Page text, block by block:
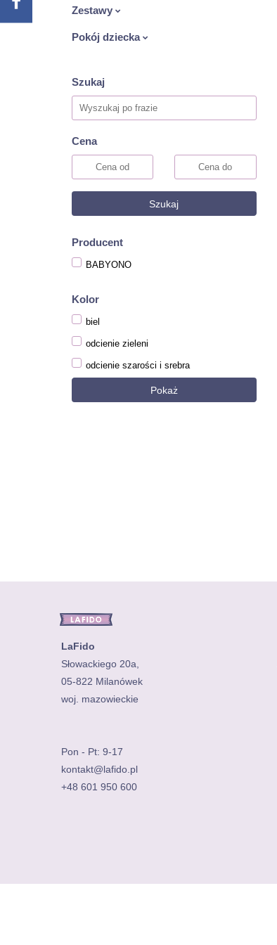
Zestawy
Pokój dziecka
Szukaj
Cena
Szukaj
Producent
BABYONO
Kolor
biel
odcienie zieleni
odcienie szarości i srebra
Pokaż
LaFido
Słowackiego 20a,
05-822 Milanówek
Pon - Pt: 9-17
kontakt@lafido.pl
+48 601 950 600